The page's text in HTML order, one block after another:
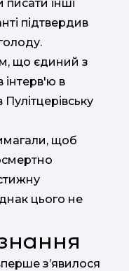
інші
підтвердив
що єдиний з
інтерв'ю в
щоб
цього не
з’явилося